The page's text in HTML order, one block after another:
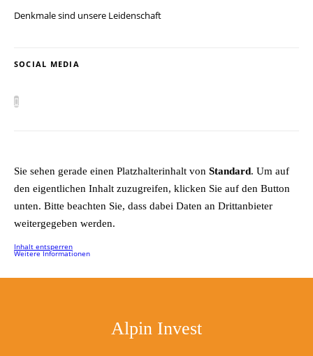
Denkmale sind unsere Leidenschaft
SOCIAL MEDIA
Sie sehen gerade einen Platzhalterinhalt von Standard. Um auf
den eigentlichen Inhalt zuzugreifen, klicken Sie auf den Button
unten. Bitte beachten Sie, dass dabei Daten an Drittanbieter
weitergegeben werden.
Inhalt entsperren
Weitere Informationen
Alpin Invest